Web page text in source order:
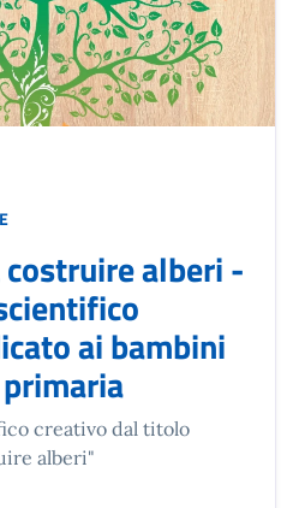
costruire alberi -
ai bambini
creativo dal titolo
alberi"